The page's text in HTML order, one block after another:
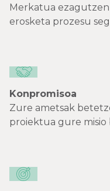
Merkatua
erosketa prozesu
Konpromisoa
Zure ametsak
proiektua gure